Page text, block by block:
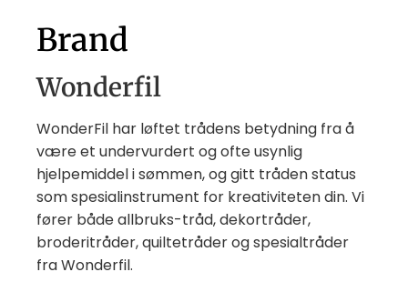
Brand
Wonderfil
WonderFil har løftet trådens betydning fra å
være et undervurdert og ofte usynlig
hjelpemiddel i sømmen, og gitt tråden status
som spesialinstrument for kreativiteten din. Vi
fører både allbruks-tråd, dekortråder,
broderitråder, quiltetråder og spesialtråder
fra Wonderfil.